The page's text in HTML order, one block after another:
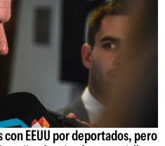
EEUU por deportados, pero